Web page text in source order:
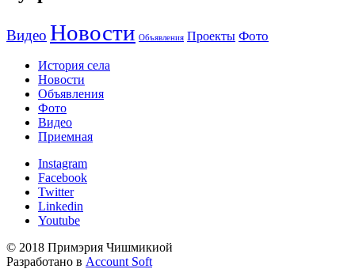
Видео Новости Объявления Проекты Фото
История села
Новости
Объявления
Фото
Видео
Приемная
Instagram
Facebook
Twitter
Linkedin
Youtube
© 2018 Примэрия Чишмикиой
Разработано в Account Soft